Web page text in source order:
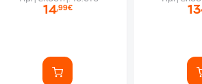
14,99€ 13